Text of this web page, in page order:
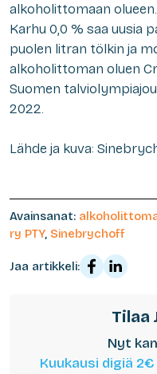
alkoholittomaan
Karhu 0,0 % saa uusia
puolen litran tölkin ja
alkoholittoman oluen
Suomen
2022.
Lähde ja kuva:
Avainsanat:
ry PTY, Sinebrychoff
Jaa artikkeli:
Tilaa
Nyt
Kuukausi digiä 2€